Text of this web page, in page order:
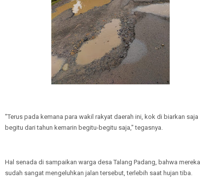
"Terus pada kemana para wakil rakyat daerah ini, kok di biarkan saja
begitu dari tahun kemarin begitu-begitu saja," tegasnya.
Hal senada di sampaikan warga desa Talang Padang, bahwa mereka
sudah sangat mengeluhkan jalan tersebut, terlebih saat hujan tiba.